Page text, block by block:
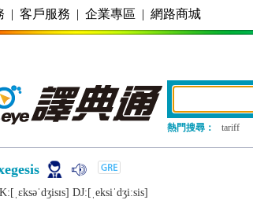
| 客戶服務 | 企業專區 | 網路商城
熱門搜尋： tariff
DJ:[ˌеksiˈdʒiːsis]